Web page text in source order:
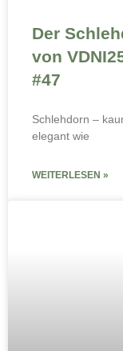
Der
von
#47
Schlehdorn –
elegant wie
WEITERLESEN »